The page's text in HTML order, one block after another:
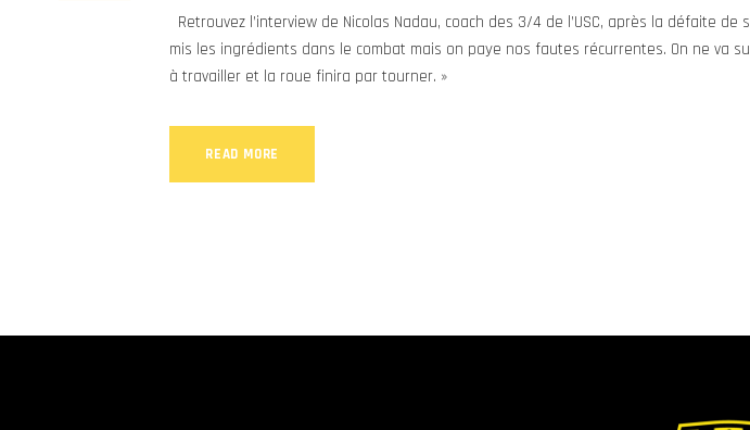
Retrouvez l’interview de Nicolas Nadau, coach des 3/4 de l’USC, après la défaite de
mis les ingrédients dans le combat mais on paye nos fautes récurrentes. On ne va
à travailler et la roue finira par tourner. »
READ MORE